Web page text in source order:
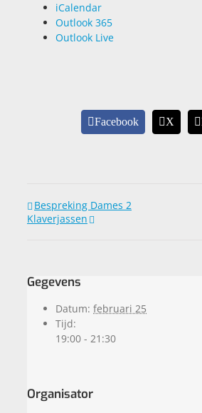
iCalendar
Outlook 365
Outlook Live
Facebook X
Bespreking Dames 2
Klaverjassen
Gegevens
Datum: februari 25
Tijd:
19:00 - 21:30
Organisator